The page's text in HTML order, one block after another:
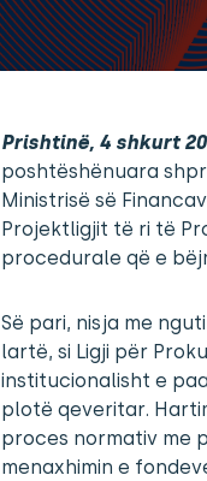
Prishtinë, 4 shkurt
poshtëshënuara
Ministrisë së
Projektligjit të ri të
procedurale që e
Së pari, nisja me
lartë, si Ligji për
institucionalisht e
plotë qeveritar.
proces normativ me
menaxhimin e